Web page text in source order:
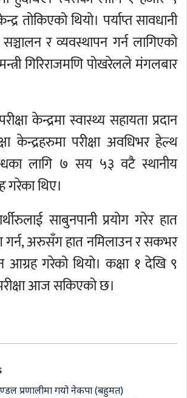
तोकिएको थियो। पर्याप्त सावधानी
सञ्चालन र व्यवस्थापन गर्न लागिएको
गिरिराजमणि पोखरेलले मंगलबार
केन्द्रमा स्वास्थ्य सहायता प्रदान
केन्द्रहरुमा परीक्षा अवधिभर हेल्थ
लागि ७ सय ५३ वटै स्थानीय
थिए।
साबुनपानी प्रयोग गरेर हात
गर्न, अरुसँग हात नमिलाउन र सकभर
आग्रह गरेको थियो। कक्षा १ देखि ९
आज सकिएको छ।
प्रणालीमा गयो नेकपा (बहुमत)